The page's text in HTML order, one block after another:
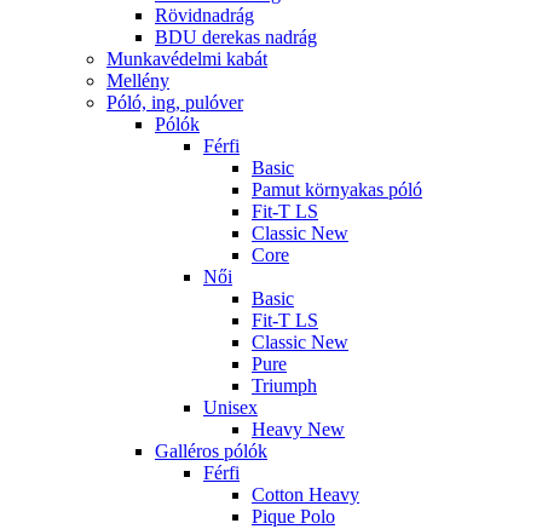
Rövidnadrág
BDU derekas nadrág
Munkavédelmi kabát
Mellény
Póló, ing, pulóver
Pólók
Férfi
Basic
Pamut környakas póló
Fit-T LS
Classic New
Core
Női
Basic
Fit-T LS
Classic New
Pure
Triumph
Unisex
Heavy New
Galléros pólók
Férfi
Cotton Heavy
Pique Polo